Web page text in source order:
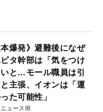
本爆発》避難後になぜ
タ幹部は「気をつけ
と…モール職員は引
主張、イオンは「運
た可能性」
ュース班